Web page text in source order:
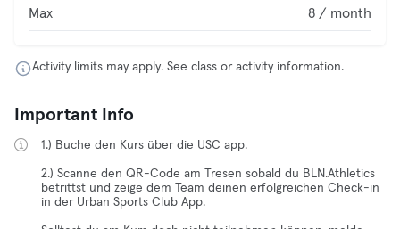
Max 8 / month
Activity limits may apply. See class or activity information.
Important Info
1.) Buche den Kurs über die USC app.
2.) Scanne den QR-Code am Tresen sobald du BLN.Athletics
betrittst und zeige dem Team deinen erfolgreichen Check-in
in der Urban Sports Club App.